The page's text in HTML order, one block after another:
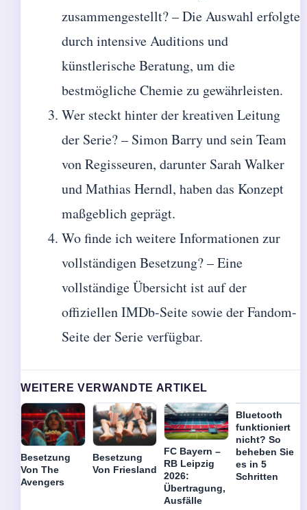
zusammengestellt? – Die Auswahl erfolgte
durch intensive Auditions und
künstlerische Beratung, um die
bestmögliche Chemie zu gewährleisten.
Wer steckt hinter der kreativen Leitung
der Serie? – Simon Barry und sein Team
von Regisseuren, darunter Sarah Walker
und Mathias Herndl, haben das Konzept
maßgeblich geprägt.
Wo finde ich weitere Informationen zur
vollständigen Besetzung? – Eine
vollständige Übersicht ist auf der
offiziellen IMDb-Seite sowie der Fandom-
Seite der Serie verfügbar.
WEITERE VERWANDTE ARTIKEL
Besetzung
Von The
Avengers
Besetzung
Von Friesland
FC Bayern –
RB Leipzig
2026:
Übertragung,
Ausfälle
Bluetooth
funktioniert
nicht? So
beheben Sie
es in 5
Schritten